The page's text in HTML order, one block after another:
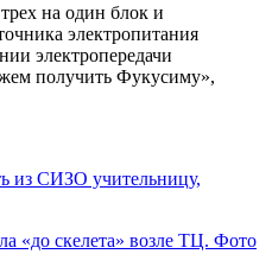
на один блок и
электропитания
электропередачи
получить Фукусиму»,
из СИЗО учительницу,
«до скелета» возле ТЦ. Фото